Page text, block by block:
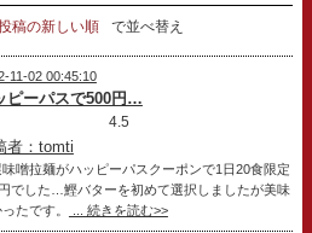
稿の新しい順 で並べ替え
11-02 00:45:10
ピーパスで500円…
4.5
者：tomti
噌拉麺がハッピーパスクーポンで1日20食限定
でした…鰹バターを初めて選択しましたが美味
たです。
... 続きを読む>>